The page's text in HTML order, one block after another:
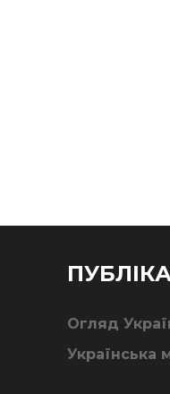
Огляд
Українська